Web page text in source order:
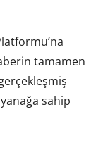
tamamen
sahip